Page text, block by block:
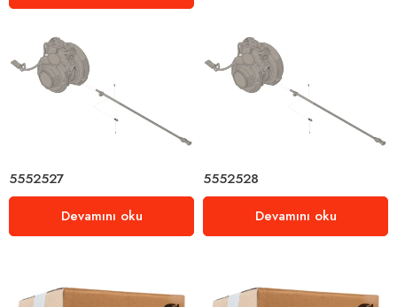
5552527
Devamını oku
5552528
Devamını oku